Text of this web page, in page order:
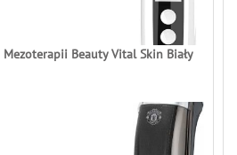
Beauty Vital Skin Biały